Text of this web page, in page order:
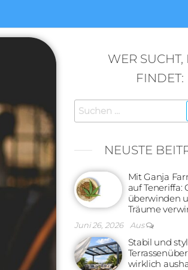
WER SUCHT,
FINDET:
Suchen
nach:
NEUSTE
Mit Ganja
auf Teneriffa:
überwinden
Träume
Juni 26, 2026 Aus
Stabil und
wirklich